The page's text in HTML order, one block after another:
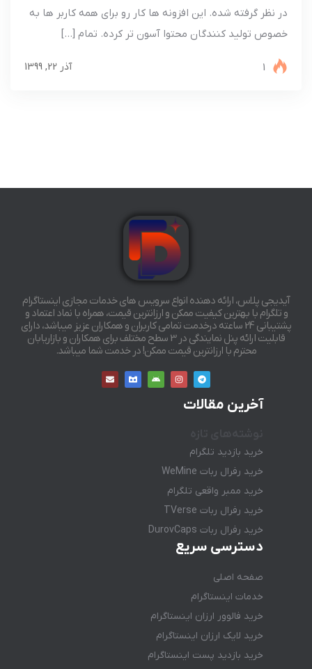
در نظر گرفته شده. این افزونه ها کار رو برای همه کاربر ها به
خصوص تولید کنندگان محتوا آسون تر کرده. تمام […]
آذر 22, 1399 1
آیدیجی پلاس، ارائه دهنده انواع سرویس های خدمات مجازی اینستاگرام
و تلگرام با بهترین کیفیت ممکن و ارزانترین قیمت، همراه با نماد اعتماد و
پشتیبانی 24 ساعته درخدمت تمامی کاربران و همکاران عزیز میباشد، دارای
قابلیت ارائه پنل نمایندگی در 3 سطح مختلف برای همکاران و بازاریابان
محترم با ارزانترین قیمت ممکن! در خدمت شما میباشد.
آخرین مقالات
خرید بازدید تلگرام
خرید رفرال ربات WeMine
خرید ممبر واقعی تلگرام
خرید رفرال ربات TVerse
خرید رفرال ربات DurovCaps
دسترسی سریع
صفحه اصلی
خدمات اینستاگرام
خرید فالوور ارزان اینستاگرام
خرید لایک ارزان اینستاگرام
خرید بازدید پست اینستاگرام